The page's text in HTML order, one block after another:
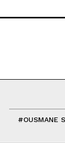
#OUSMANE